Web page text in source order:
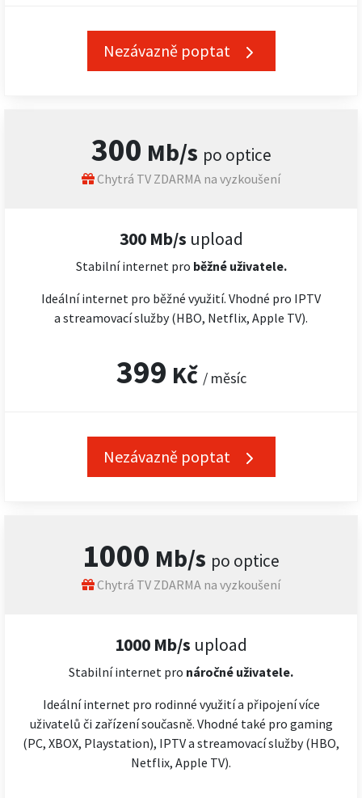
300 Mb/s po optice
Chytrá TV ZDARMA na vyzkoušení
300 Mb/s upload
Stabilní internet pro běžné uživatele.
Ideální internet pro běžné využití. Vhodné pro IPTV
a streamovací služby (HBO, Netflix, Apple TV).
399 Kč / měsíc
Nezávazně poptat
Nezávazně poptat
1000 Mb/s po optice
Chytrá TV ZDARMA na vyzkoušení
1000 Mb/s upload
Stabilní internet pro náročné uživatele.
Ideální internet pro rodinné využití a připojení více
uživatelů či zařízení současně. Vhodné také pro gaming
(PC, XBOX, Playstation), IPTV a streamovací služby (HBO,
Netflix, Apple TV).